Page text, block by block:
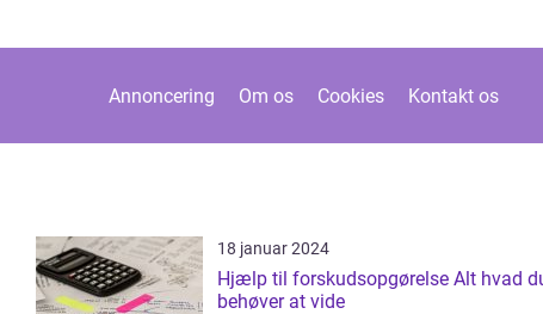
Annoncering Om os Cookies Kontakt os
18 januar 2024
Hjælp til forskudsopgørelse Alt hvad du
behøver at vide